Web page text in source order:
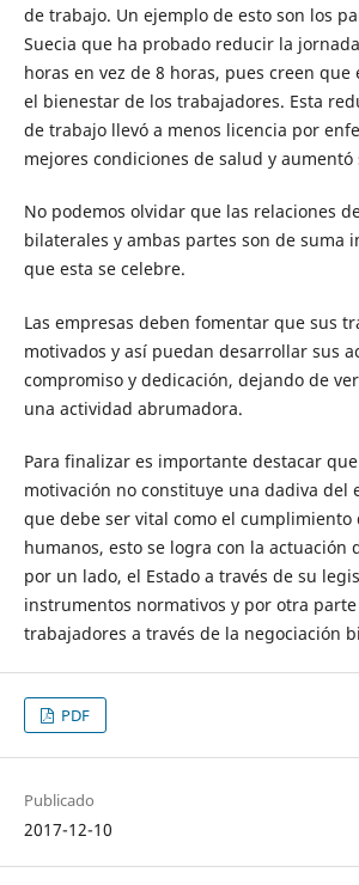
de trabajo. Un ejemplo de esto son los
Suecia que ha probado reducir la
horas en vez de 8 horas, pues creen
el bienestar de los trabajadores. Esta
de trabajo llevó a menos licencia por
mejores condiciones de salud y
No podemos olvidar que las relaciones
bilaterales y ambas partes son de suma
que esta se celebre.
Las empresas deben fomentar que sus
motivados y así puedan desarrollar sus
compromiso y dedicación, dejando de
una actividad abrumadora.
Para finalizar es importante destacar
motivación no constituye una dadiva del
que debe ser vital como el cumplimiento
humanos, esto se logra con la actuación
por un lado, el Estado a través de su
instrumentos normativos y por otra
trabajadores a través de la negociación
PDF
Publicado
2017-12-10